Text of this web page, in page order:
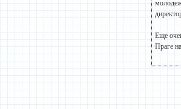
Еще
Праге